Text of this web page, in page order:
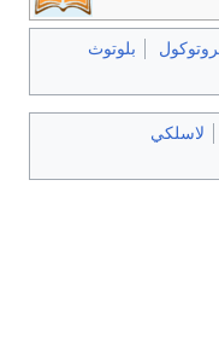
بلوتوث
لاسلكي